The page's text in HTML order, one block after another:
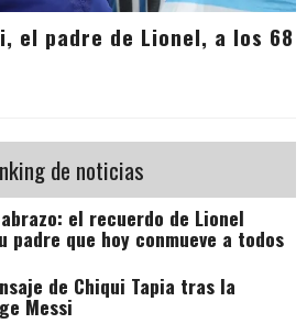
el padre de Lionel, a los 68
de noticias
el recuerdo de Lionel
padre que hoy conmueve a todos
de Chiqui Tapia tras la
Messi